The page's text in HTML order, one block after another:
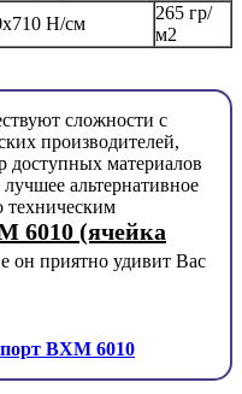
Н/см
265 гр/
м2
сложности с
производителей,
доступных материалов
альтернативное
6010 (ячейка
он приятно удивит Вас
BXM 6010